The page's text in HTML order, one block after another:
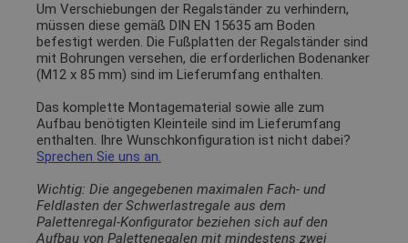
Um Verschiebungen der Regalständer zu verhindern,
müssen diese gemäß DIN EN 15635 am Boden
befestigt werden. Die Fußplatten der Regalständer sind
mit Bohrungen versehen, die erforderlichen Bodenanker
(M12 x 85 mm) sind im Lieferumfang enthalten.
Das komplette Montagematerial sowie alle zum
Aufbau benötigten Kleinteile sind im Lieferumfang
enthalten. Ihre Wunschkonfiguration ist nicht dabei?
Sprechen Sie uns an.
Wichtig: Die angegebenen maximalen Fach- und
Feldlasten der Schwerlastregale aus dem
Palettenregal-Konfigurator beziehen sich auf den
Aufbau von Palettenegalen mit mindestens zwei